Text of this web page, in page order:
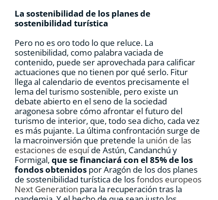
La sostenibilidad de los planes de
sostenibilidad turística
Pero no es oro todo lo que reluce. La
sostenibilidad, como palabra vaciada de
contenido, puede ser aprovechada para calificar
actuaciones que no tienen por qué serlo. Fitur
llega al calendario de eventos precisamente el
lema del turismo sostenible, pero existe un
debate abierto en el seno de la sociedad
aragonesa sobre cómo afrontar el futuro del
turismo de interior, que, todo sea dicho, cada vez
es más pujante. La última confrontación surge de
la macroinversión que pretende la unión de las
estaciones de esquíde Astún, Candanchú y
Formigal, que se financiará con el 85% de los
fondos obtenidos por Aragón de los dos planes
de sostenibilidad turística de losfondos europeos
Next Generation para la recuperación tras la